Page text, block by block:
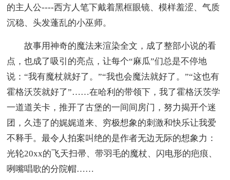
的主人公----西方人笔下戴着黑框眼镜、模样羞涩、气质
沉稳、头发蓬乱的小巫师。
故事用神奇的魔法来渲染全文，成了整部小说的看
点，也成了吸引的亮点，让每个“麻瓜”们总是不停地
说：“我有魔杖就好了。”“我也会魔法就好了。”“这也有
霍格沃茨就好了”……在哈利的带领下，我了霍格沃茨学
一道道关卡，推开了古堡的一间间房门，努力揭开个迷
团，久违了的娓娓道来、穷极想象的刺激和快乐让我爱
不释手。最令人拍案叫绝的是作者无边无际的想象力：
光轮20xx的飞天扫帚、带羽毛的魔杖、闪电形的疤痕、
咧嘴唱歌的分院帽……